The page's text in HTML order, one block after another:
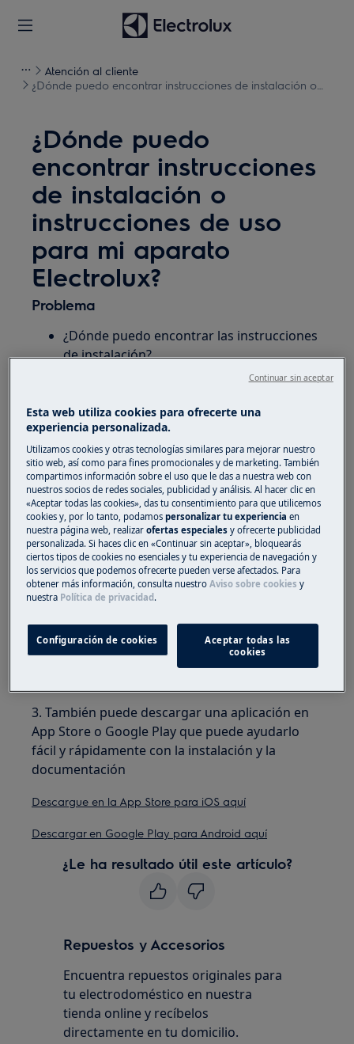
Atención al cliente
¿Dónde puedo encontrar instrucciones de instalación o
¿Dónde puedo
encontrar instrucciones
de instalación o
instrucciones de uso
para mi aparato
Electrolux?
Problema
¿Dónde puedo encontrar las instrucciones
de instalación?
¿Dónde puedo encontrar instrucciones de
Se aplica a
Todos los productos Electrolux
Solución
1. Haga clic en el enlace a continuación, y luego
introduzca el número PNC o el modelo para
descargar y ver el manual de usuario o la guía
de instalación (idioma español):Encuentra
2. (todos los idiomas disponibles):
3. También puede descargar una aplicación en
App Store o Google Play que puede ayudarlo
fácil y rápidamente con la instalación y la
documentación
Descargue en la App Store para iOS aquí
Descargar en Google Play para Android aquí
¿Le ha resultado útil este artículo?
Repuestos y Accesorios
Encuentra repuestos originales para
tu electrodoméstico en nuestra
tienda online y recíbelos
directamente en tu domicilio.
Esta web utiliza cookies para ofrecerte una
experiencia personalizada.
Utilizamos cookies y otras tecnologías similares para mejorar nuestro
sitio web, así como para fines promocionales y de marketing. También
compartimos información sobre el uso que le das a nuestra web con
nuestros socios de redes sociales, publicidad y análisis. Al hacer clic en
«Aceptar todas las cookies», das tu consentimiento para que utilicemos
cookies y, por lo tanto, podamospersonalizar tu experienciaen
nuestra página web, realizarofertas especiales y ofrecerte publicidad
personalizada. Si haces clic en «Continuar sin aceptar», bloquearás
ciertos tipos de cookies no esenciales y tu experiencia de navegación y
los servicios que podemos ofrecerte pueden verse afectados. Para
obtener más información, consulta nuestroAviso sobre cookies y
nuestra Política de privacidad .
Configuración de cookies
Aceptar todas las
cookies
Continuar sin aceptar